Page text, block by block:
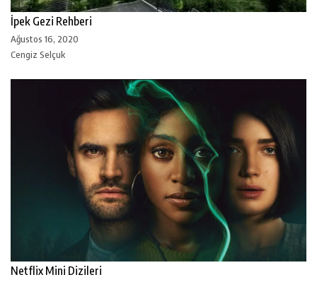
İpek Gezi Rehberi
Ağustos 16, 2020
Cengiz Selçuk
Netflix Mini Dizileri